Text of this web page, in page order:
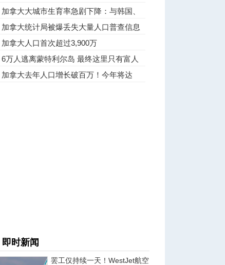
加拿大大城市生育率急剧下降：与韩国、
日本等国家并列
加拿大统计局被爆丢失大量人口普查信息
加拿大人口首次超过3,900万
6万人逃离蒙特利尔岛 最终这里只有富人
和穷人
加拿大去年人口增长破百万！今年将达
▌即时新闻
罢工仅持续一天！WestJet航空